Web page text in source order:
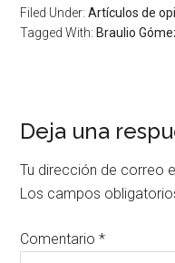
Filed Under:Artículos de
Tagged With: Braulio
Deja una
Tu dirección de correo
Los campos
Comentario*